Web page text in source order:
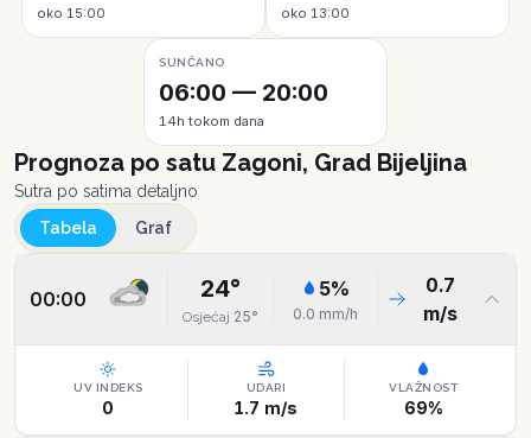
oko 15:00 oko 13:00
SUNČANO
06:00 — 20:00
14h tokom dana
Prognoza po satu Zagoni, Grad Bijeljina
Sutra po satima detaljno
Tabela
Graf
00:00 24°
Osjećaj 25°
5%
0.0 mm/h
0.7
m/s
UV INDEKS
0
UDARI
1.7 m/s
VLAŽNOST
69%